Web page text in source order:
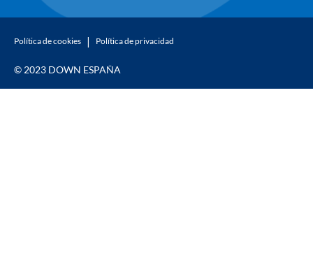
Política de cookies Política de privacidad
© 2023 DOWN ESPAÑA